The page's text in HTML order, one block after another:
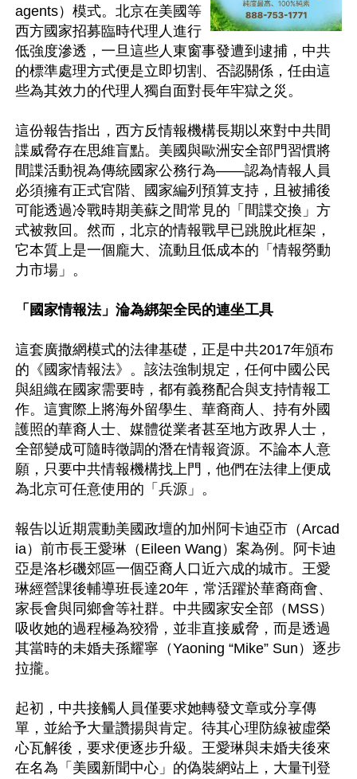
agents）模式。北京在美國等
西方國家招募臨時代理人進行
低強度滲透，一旦這些人東窗事發遭到逮捕，中共
的標準處理方式便是立即切割、否認關係，任由這
些為其效力的代理人獨自面對長年牢獄之災。
這份報告指出，西方反情報機構長期以來對中共間
諜威脅存在思維盲點。美國與歐洲安全部門習慣將
間諜活動視為傳統國家公務行為——認為情報人員
必須擁有正式官階、國家編列預算支持，且被捕後
可能透過冷戰時期美蘇之間常見的「間諜交換」方
式被救回。然而，北京的情報戰早已跳脫此框架，
它本質上是一個龐大、流動且低成本的「情報勞動
力市場」。
「國家情報法」淪為綁架全民的連坐工具
這套廣撒網模式的法律基礎，正是中共2017年頒布
的《國家情報法》。該法強制規定，任何中國公民
與組織在國家需要時，都有義務配合與支持情報工
作。這實際上將海外留學生、華裔商人、持有外國
護照的華裔人士、媒體從業者甚至地方政界人士，
全部變成可隨時徵調的潛在情報資源。不論本人意
願，只要中共情報機構找上門，他們在法律上便成
為北京可任意使用的「兵源」。
報告以近期震動美國政壇的加州阿卡迪亞市（Arcad
ia）前市長王愛琳（Eileen Wang）案為例。阿卡迪
亞是洛杉磯郊區一個亞裔人口近六成的城市。王愛
琳經營課後輔導班長達20年，常活躍於華裔商會、
家長會與同鄉會等社群。中共國家安全部（MSS）
吸收她的過程極為狡猾，並非直接威脅，而是透過
其當時的未婚夫孫耀寧（Yaoning “Mike” Sun）逐步
拉攏。
起初，中共接觸人員僅要求她轉發文章或分享傳
單，並給予大量讚揚與肯定。待其心理防線被虛榮
心瓦解後，要求便逐步升級。王愛琳與未婚夫後來
在名為「美國新聞中心」的偽裝網站上，大量刊登